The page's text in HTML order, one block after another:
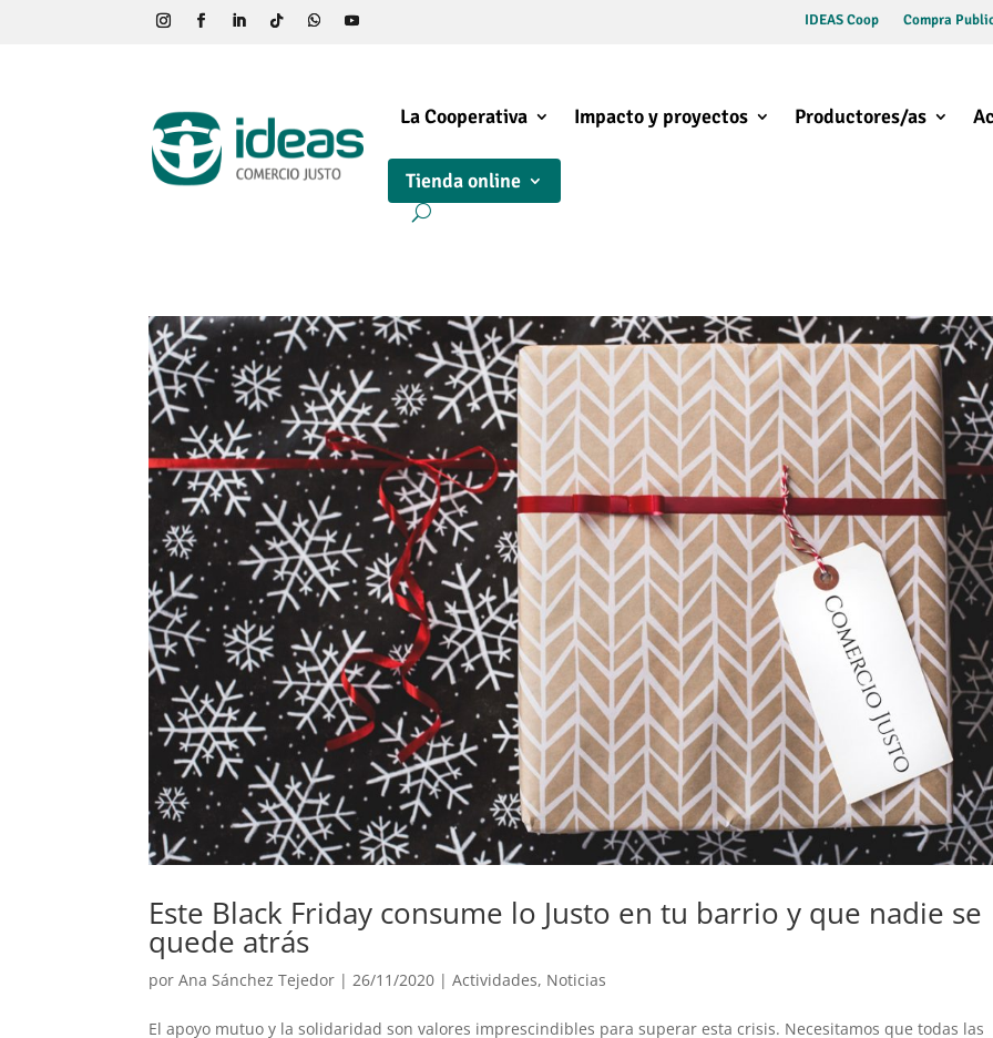
IDEAS Coop Compra
La Cooperativa Impacto y proyectos Productores/as
Tienda online
Este Black Friday consume lo Justo en tu barrio y que nadie se
quede atrás
porAna Sánchez Tejedor | 26/11/2020 |Actividades, Noticias
El apoyo mutuo y la solidaridad son valores imprescindibles para superar esta crisis. Necesitamos que todas las